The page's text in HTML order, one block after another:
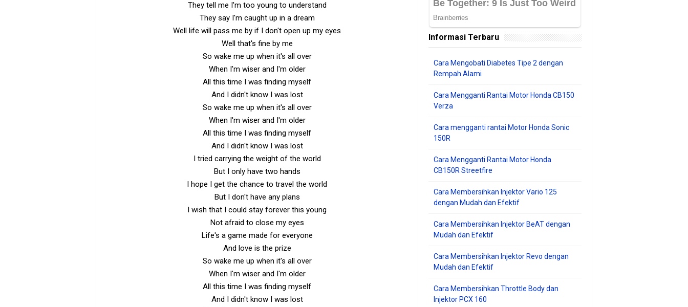
They tell me I'm too young to understand
They say I'm caught up in a dream
Well life will pass me by if I don't open up my eyes
Well that's fine by me
So wake me up when it's all over
When I'm wiser and I'm older
All this time I was finding myself
And I didn't know I was lost
So wake me up when it's all over
When I'm wiser and I'm older
All this time I was finding myself
And I didn't know I was lost
I tried carrying the weight of the world
But I only have two hands
I hope I get the chance to travel the world
But I don't have any plans
I wish that I could stay forever this young
Not afraid to close my eyes
Life's a game made for everyone
And love is the prize
So wake me up when it's all over
When I'm wiser and I'm older
All this time I was finding myself
And I didn't know I was lost
Informasi Terbaru
Cara Mengobati Diabetes Tipe 2 dengan
Rempah Alami
Cara Mengganti Rantai Motor Honda CB150
Verza
Cara mengganti rantai Motor Honda Sonic
150R
Cara Mengganti Rantai Motor Honda
CB150R Streetfire
Cara Membersihkan Injektor Vario 125
dengan Mudah dan Efektif
Cara Membersihkan Injektor BeAT dengan
Mudah dan Efektif
Cara Membersihkan Injektor Revo dengan
Mudah dan Efektif
Cara Membersihkan Throttle Body dan
Injektor PCX 160